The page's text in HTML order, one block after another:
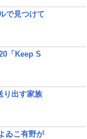
で見つけて
「Keep S
り出す家族
ゐこ有野が